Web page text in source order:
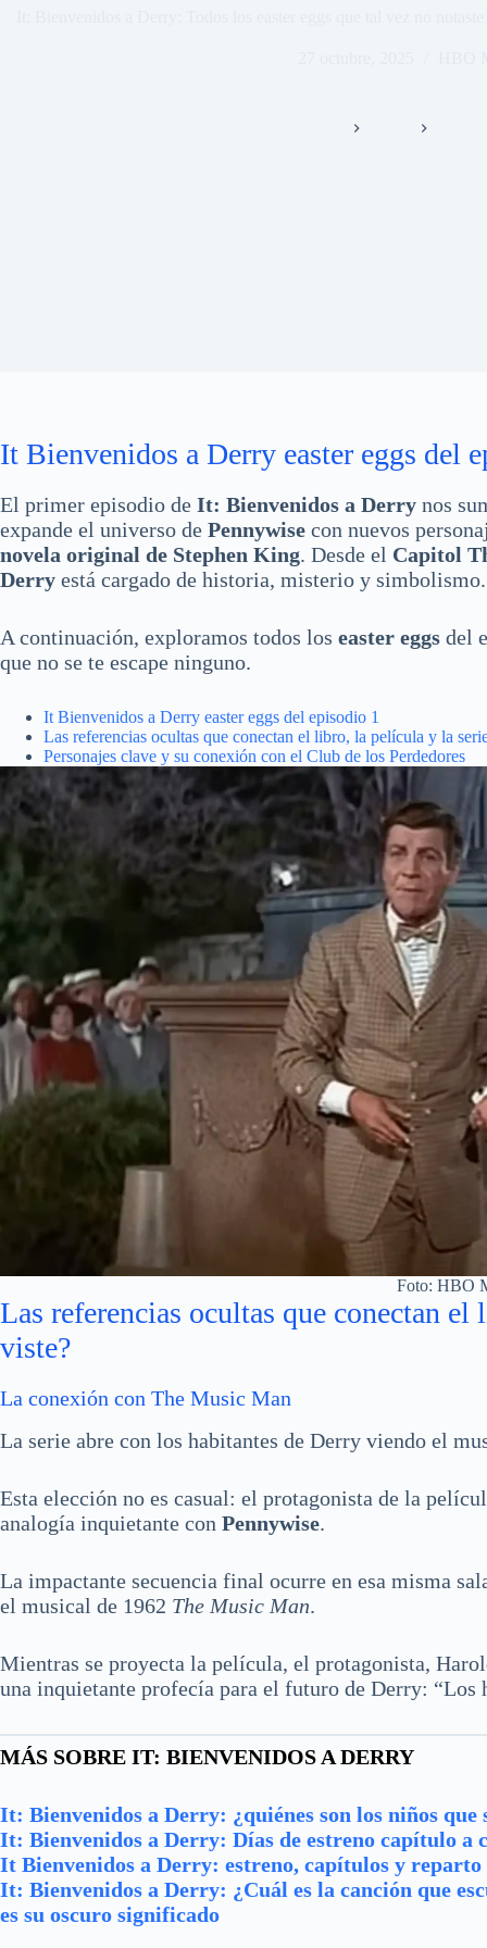
It Bienvenidos a Derry easter eggs del
El primer episodio de It: Bienvenidos a Derry nos
expande el universo de Pennywise con nuevos
novela original de Stephen King. Desde el Capitol
Derry está cargado de historia, misterio y simbolismo.
A continuación, exploramos todos los easter eggs del
que no se te escape ninguno.
It Bienvenidos a Derry easter eggs del episodio 1
Las referencias ocultas que conectan el libro, la película y la
Personajes clave y su conexión con el Club de los Perdedores
Foto: HBO
Las referencias ocultas que conectan
viste?
La conexión con The Music Man
La serie abre con los habitantes de Derry viendo el
Esta elección no es casual: el protagonista de la
analogía inquietante con Pennywise.
La impactante secuencia final ocurre en esa misma
el musical de 1962 The Music Man.
Mientras se proyecta la película, el protagonista,
una inquietante profecía para el futuro de Derry: “Los
MÁS SOBRE IT: BIENVENIDOS A DERRY
It: Bienvenidos a Derry: ¿quiénes son los niños que
It: Bienvenidos a Derry: Días de estreno capítulo a
It Bienvenidos a Derry: estreno, capítulos y reparto
It: Bienvenidos a Derry: ¿Cuál es la canción que
es su oscuro significado